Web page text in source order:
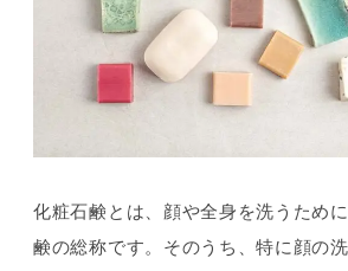
化粧石鹸とは、顔や全身を洗うため
鹸の総称です。そのうち、特に顔の